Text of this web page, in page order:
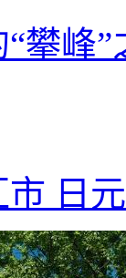
攀峰
日